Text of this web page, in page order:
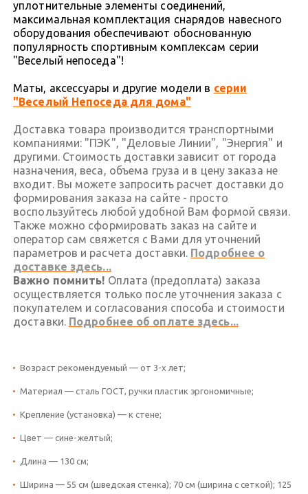
уплотнительные элементы соединений,
максимальная комплектация снарядов навесного
оборудования обеспечивают обоснованную
популярность спортивным комплексам серии
"Веселый непоседа"!
Маты, аксессуары и другие модели в серии
"Веселый Непоседа для дома"
Доставка товара производится транспортными
компаниями: "ПЭК", "Деловые Линии", "Энергия" и
другими. Стоимость доставки зависит от города
назначения, веса, объема груза и в цену заказа не
входит. Вы можете запросить расчет доставки до
формирования заказа на сайте - просто
воспользуйтесь любой удобной Вам формой связи.
Также можно сформировать заказ на сайте и
оператор сам свяжется с Вами для уточнений
параметров и расчета доставки. Подробнее о
доставке здесь...
Важно помнить! Оплата (предоплата) заказа
осуществляется только после уточнения заказа с
покупателем и согласования способа и стоимости
доставки. Подробнее об оплате здесь...
Возраст рекомендуемый — от 3-х лет;
Материал — сталь ГОСТ, ручки пластик эргономичные;
Крепление (установка) — к стене;
Цвет — сине-желтый;
Длина — 130 см;
Ширина — 55 см (шведская стенка); 70 см (ширина с сеткой); 125